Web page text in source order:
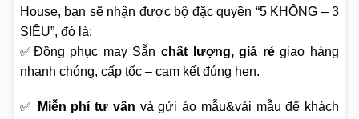
House, bạn sẽ nhận được bộ đặc quyền “5 KHÔNG – 3
SIÊU”, đó là:
✅Đồng phục may Sẵn chất lượng, giá rẻgiao hàng
nhanh chóng, cấp tốc – cam kết đúng hẹn.
✅ Miễn phí tư vấn và gửi áo mẫu&vải mẫu để khách